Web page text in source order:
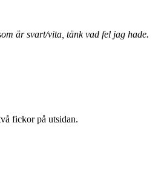
är svart/vita, tänk vad fel jag hade.
fickor på utsidan.